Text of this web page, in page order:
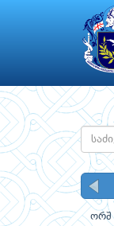
ორშ